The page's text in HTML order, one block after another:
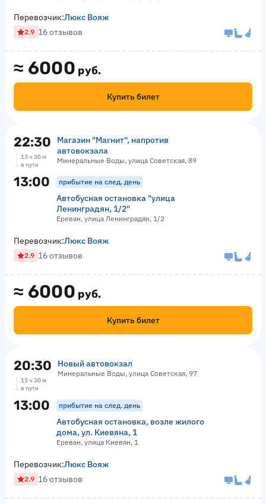
≈ 6000 руб.
Купить билет
Перевозчик:Люкс Вояж
2.9 16 отзывов
22:30
Магазин "Магнит", напротив
автовокзала
Минеральные Воды, улица Советская, 89
13 ч 30 м
в пути
13:00 прибытие на след. день
Автобусная остановка "улица
Ленинградян, 1/2"
Ереван, улица Ленинградян, 1/2
≈ 6000 руб.
Купить билет
Перевозчик:Люкс Вояж
2.9 16 отзывов
20:30 Новый автовокзал
Минеральные Воды, улица Советская, 97
15 ч 30 м
в пути
13:00 прибытие на след. день
Автобусная остановка, возле жилого
дома, ул. Киевяна, 1
Ереван, улица Киевян, 1
Перевозчик:Люкс Вояж
2.9 16 отзывов